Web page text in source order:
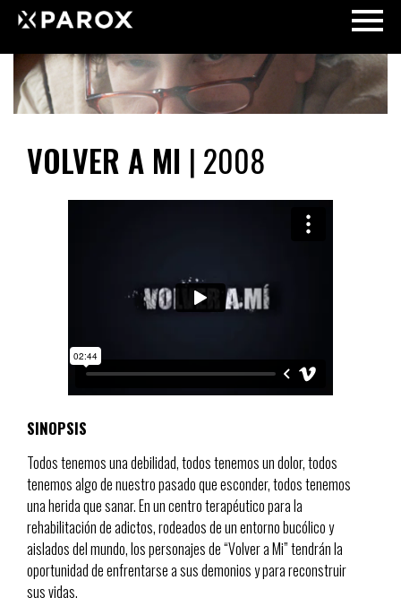
VOLVER A MI | 2008
SINOPSIS
Todos tenemos una debilidad, todos tenemos un dolor, todos
tenemos algo de nuestro pasado que esconder, todos tenemos
una herida que sanar. En un centro terapéutico para la
rehabilitación de adictos, rodeados de un entorno bucólico y
aislados del mundo, los personajes de “Volver a Mi” tendrán la
oportunidad de enfrentarse a sus demonios y para reconstruir
sus vidas.